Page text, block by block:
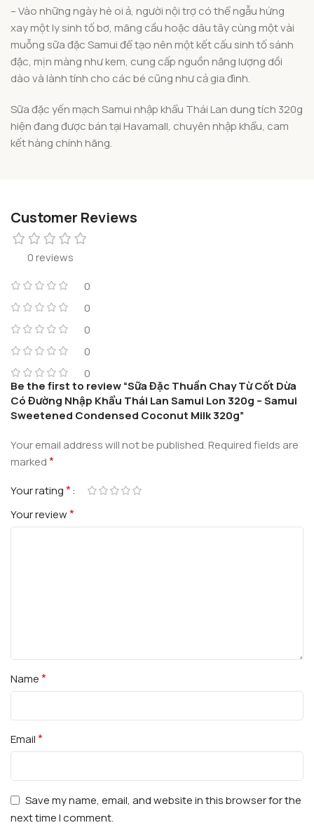
– Vào những ngày hè oi ả, người nội trợ có thể ngẫu hứng
xay một ly sinh tố bơ, mãng cầu hoặc dâu tây cùng một vài
muỗng sữa đặc Samui để tạo nên một kết cấu sinh tố sánh
đặc, mịn màng như kem, cung cấp nguồn năng lượng dồi
dào và lành tính cho các bé cũng như cả gia đình.
Sữa đặc yến mạch Samui nhập khẩu Thái Lan dung tích 320g
hiện đang được bán tại Havamall, chuyên nhập khẩu, cam
kết hàng chính hãng.
Customer Reviews
0 reviews
0
0
0
0
0
Be the first to review “Sữa Đặc Thuần Chay Từ Cốt Dừa
Có Đường Nhập Khẩu Thái Lan Samui Lon 320g – Samui
Sweetened Condensed Coconut Milk 320g”
Your email address will not be published.Required fields are
marked*
Your rating*
Your review*
Name*
Email*
Save my name, email, and website in this browser for the
next time I comment.